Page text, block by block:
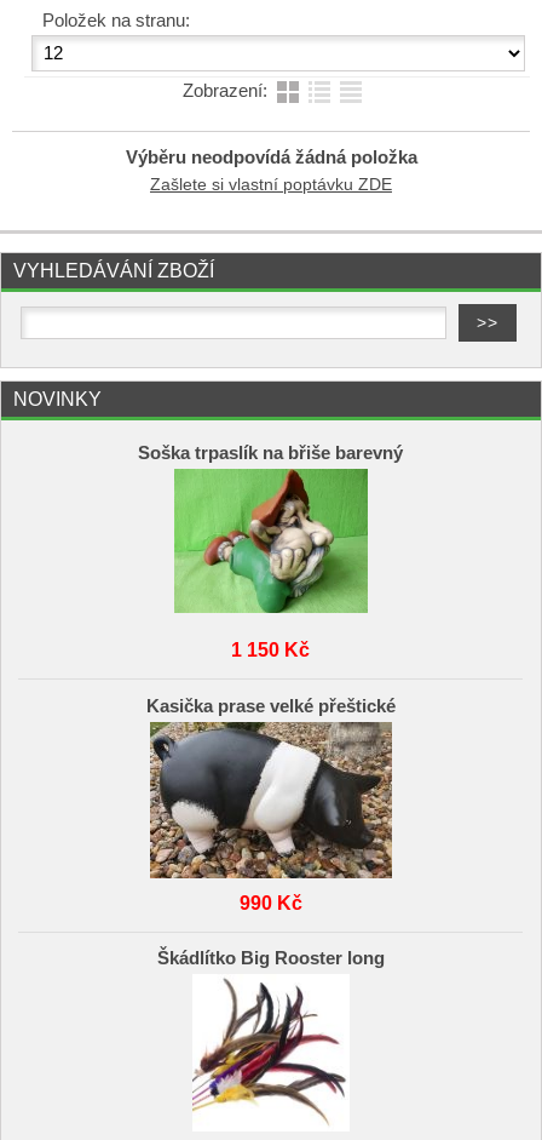
Položek na stranu:
Zobrazení:
Výběru neodpovídá žádná položka
Zašlete si vlastní poptávku ZDE
VYHLEDÁVÁNÍ ZBOŽÍ
NOVINKY
Soška trpaslík na břiše barevný
1 150 Kč
Kasička prase velké přeštické
990 Kč
Škádlítko Big Rooster long